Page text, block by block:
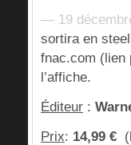
— 19
sortira en
fnac.com (lien
l’affiche.
Éditeur :
Prix: 14,99 €